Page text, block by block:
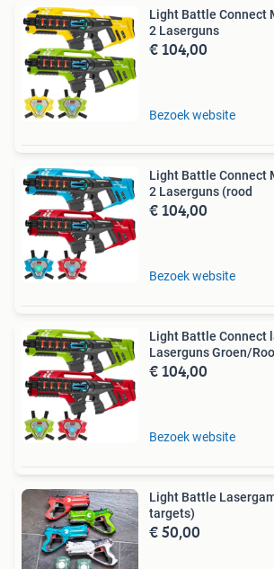
Light Battle Connect
2 Laserguns
€ 104,00
Bezoek website
Light Battle Connect
2 Laserguns (rood
€ 104,00
Bezoek website
Light Battle Connect
Laserguns Groen/
€ 104,00
Bezoek website
Light Battle
targets)
€ 50,00